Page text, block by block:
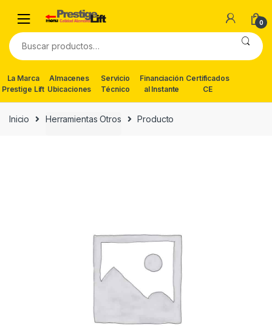
navigation
content
0
Buscar
por:
La Marca
Prestige Lift
Almacenes
Ubicaciones
Servicio
Técnico
Financiación
al Instante
Certificados
CE
Inicio Herramientas Otros Producto